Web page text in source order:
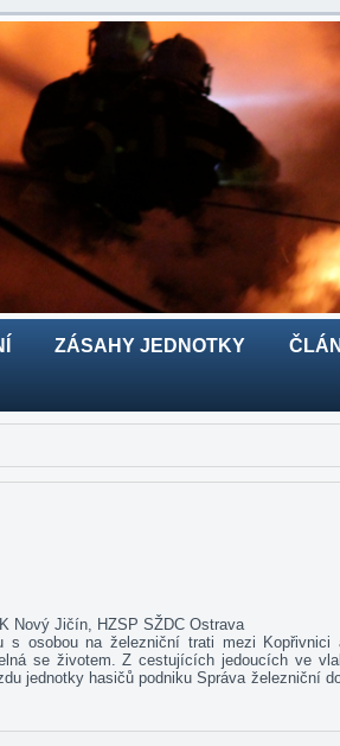
ZÁSAHY JEDNOTKY
Nový Jičín, HZSP SŽDC Ostrava
osobou na železniční trati mezi Kopřivnici
se životem. Z cestujících jedoucích ve
jednotky hasičů podniku Správa železniční